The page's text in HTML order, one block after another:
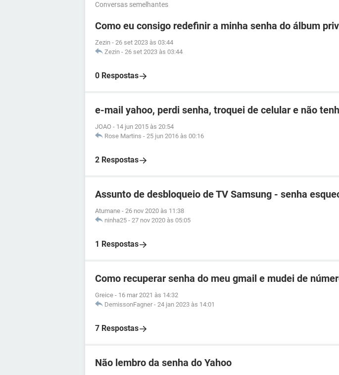
Conversas semelhantes
Como eu consigo redefinir a minha senha do álbum
Zezin - 26 set 2023 às 03:44
Zezin - 26 set 2023 às 03:44
0 Respostas
e-mail yahoo, perdi senha, troquei de celular e não
JOAO - 14 jun 2015 às 20:54
Rose Martins - 25 jun 2016 às 00:16
2 Respostas
Assunto de desbloqueio de TV Samsung - senha
Atumane - 26 nov 2020 às 11:38
ninha25 - 27 nov 2020 às 05:05
1 Respostas
Como recuperar senha do meu gmail e mudei de
Greice - 16 mar 2021 às 14:32
DemissonFagner - 24 jan 2023 às 14:01
7 Respostas
Não lembro da senha do Yahoo